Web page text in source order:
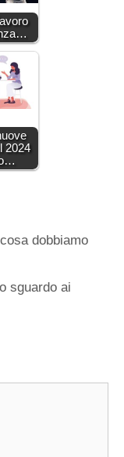
2024
dobbiamo
sguardo ai